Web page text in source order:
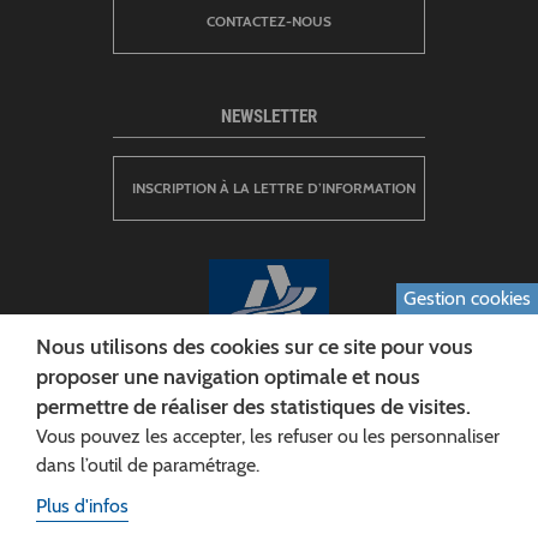
CONSEIL DÉPARTEMENTAL DE L'AISNE
Siège :
CONTACTEZ-NOUS
NEWSLETTER
INSCRIPTION À LA LETTRE D’INFORMATION
Gestion cookies
Nous utilisons des cookies sur ce site pour vous
proposer une navigation optimale et nous
permettre de réaliser des statistiques de visites.
Vous pouvez les accepter, les refuser ou les personnaliser
dans l’outil de paramétrage.
Plus d'infos